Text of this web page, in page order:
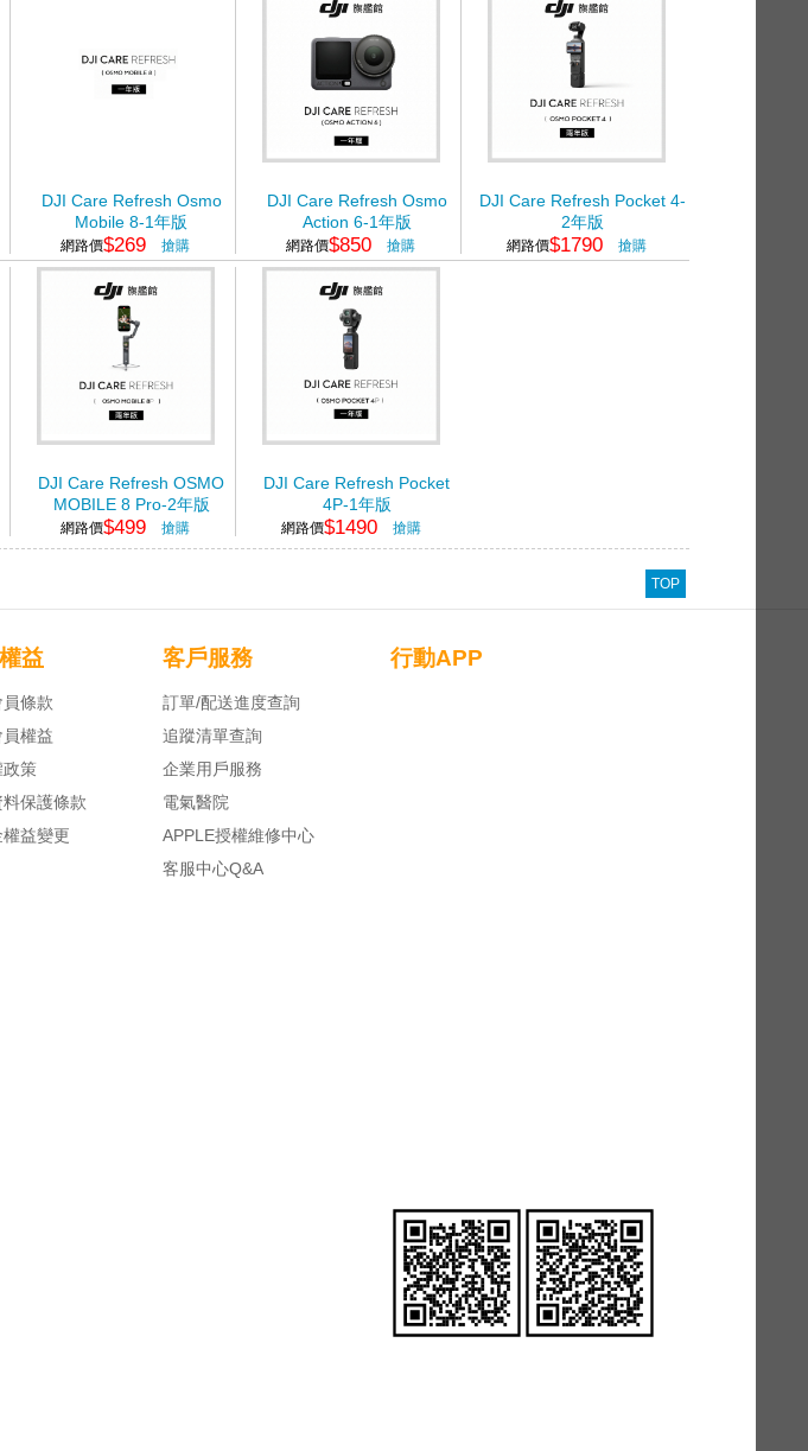
DJI Care Refresh Osmo
Mobile 8-1年版
網路價$269 搶購
DJI Care Refresh Osmo
Action 6-1年版
網路價$850 搶購
DJI Care Refresh Pocket 4-
2年版
網路價$1790 搶購
DJI Care Refresh OSMO
MOBILE 8 Pro-2年版
網路價$499 搶購
DJI Care Refresh Pocket
4P-1年版
網路價$1490 搶購
TOP